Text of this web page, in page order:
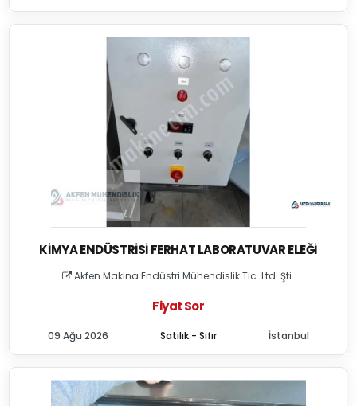
KIMYA ENDÜSTRISI FERHAT LABORATUVAR ELEĞI
Akfen Makina Endüstri Mühendislik Tic. Ltd. Şti.
Fiyat Sor
Satılık - Sıfır
09 Ağu 2026 İstanbul